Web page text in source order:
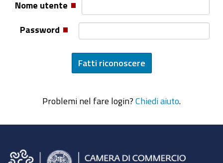
Nome utente
Password
Problemi nel fare login? Chiedi aiuto